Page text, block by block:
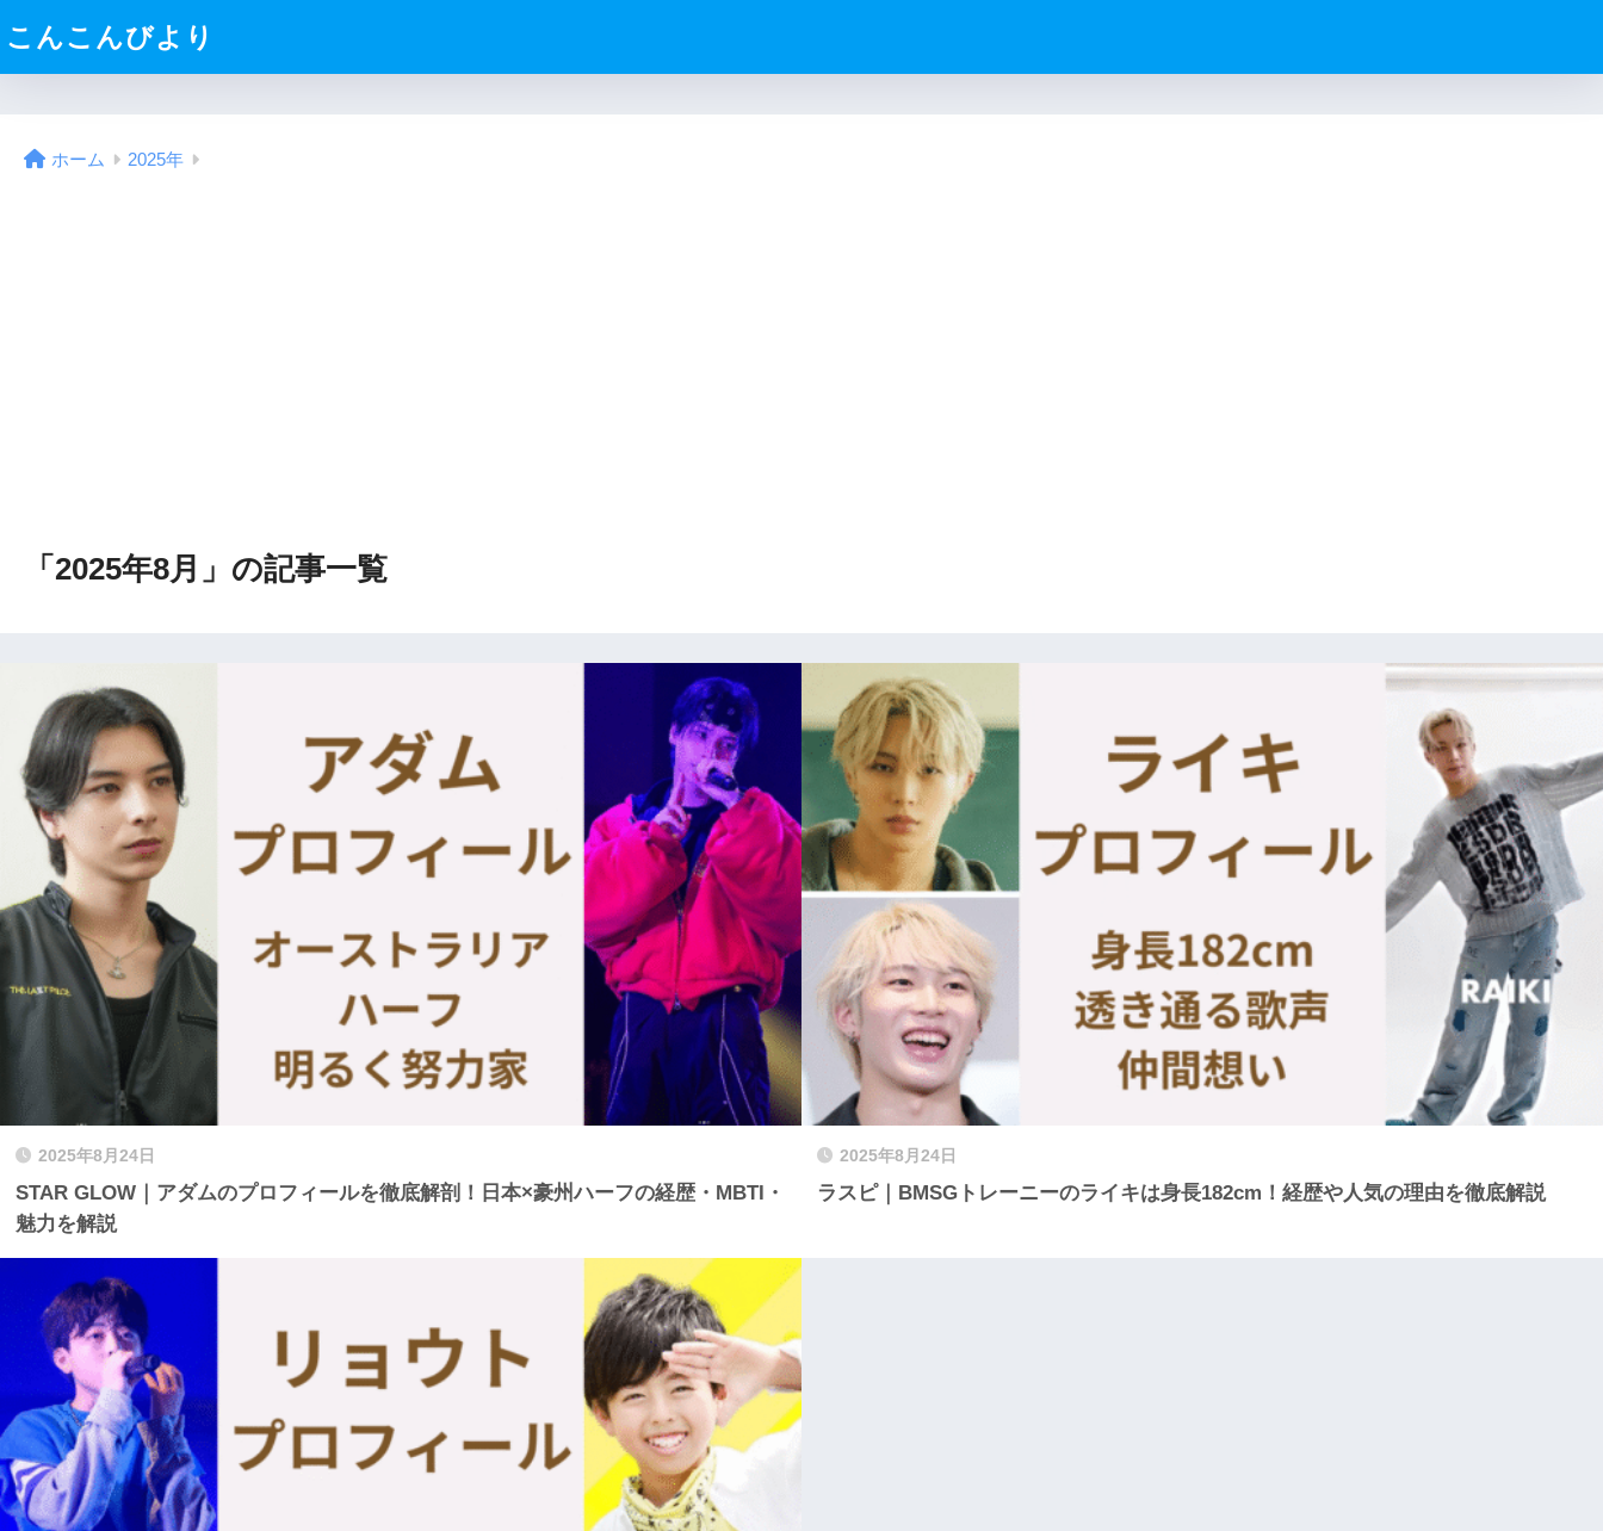
こんこんびより
ホーム 2025年
「2025年8月」の記事一覧
2025年8月24日
STAR GLOW｜アダムのプロフィールを徹底解剖！日本×豪州ハーフの経歴・MBTI・
魅力を解説
2025年8月24日
ラスピ｜BMSGトレーニーのライキは身長182cm！経歴や人気の理由を徹底解説